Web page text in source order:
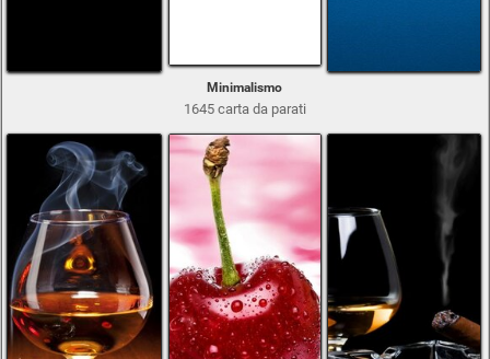
Minimalismo
1645 carta da parati